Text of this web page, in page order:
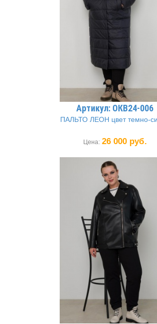
Артикул: ОКВ24-006
ПАЛЬТО ЛЕОН цвет темно-
Цена: 26 000 руб.